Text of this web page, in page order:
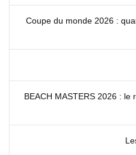
Coupe du monde 2026 :
BEACH MASTERS 2026 : le